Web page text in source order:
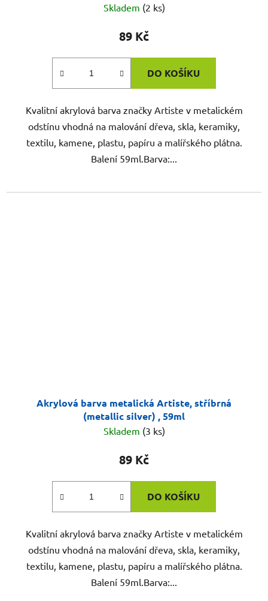
Skladem (2 ks)
89 Kč
DO KOŠÍKU
Kvalitní akrylová barva značky Artiste v metalickém
odstínu vhodná na malování dřeva, skla, keramiky,
textilu, kamene, plastu, papíru a malířského plátna.
Balení 59ml.Barva:...
Akrylová barva metalická Artiste, stříbrná
(metallic silver) , 59ml
Skladem (3 ks)
89 Kč
DO KOŠÍKU
Kvalitní akrylová barva značky Artiste v metalickém
odstínu vhodná na malování dřeva, skla, keramiky,
textilu, kamene, plastu, papíru a malířského plátna.
Balení 59ml.Barva:...